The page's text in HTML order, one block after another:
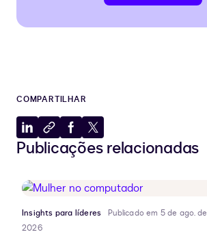
COMPARTILHAR
Compartilhar
no
Copiar
para
de
transferência
Compartilhar
no
Compartilhar
no
Publicações relacionadas
Insights para líderes
Publicado em 5 de ago. de
2026